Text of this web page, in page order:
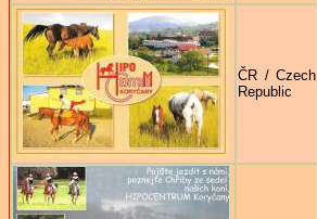
ČR / Czech
Republic